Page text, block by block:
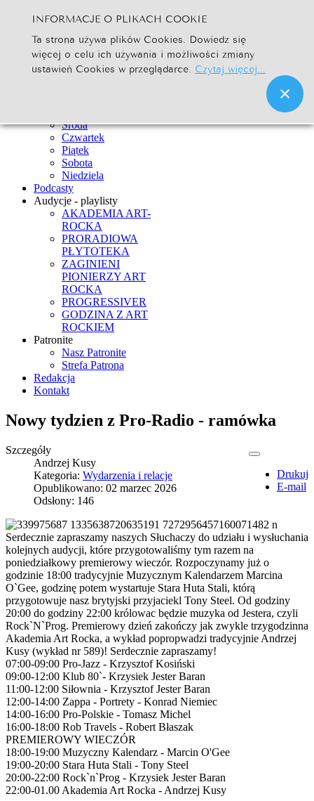
Szukaj... Go
Strona Główna
Newsy
Środa
Czwartek
Piątek
Sobota
Niedziela
Podcasty
Audycje - playlisty
AKADEMIA ART-
ROCKA
PRORADIOWA
PŁYTOTEKA
ZAGINIENI
PIONIERZY ART
ROCKA
PROGRESSIVER
GODZINA Z ART
ROCKIEM
Patronite
Nasz Patronite
Strefa Patrona
Redakcja
Kontakt
Nowy tydzien z Pro-Radio - ramówka
Drukuj
E-mail
Szczegóły
Andrzej Kusy
Kategoria: Wydarzenia i relacje
Opublikowano: 02 marzec 2026
Odsłony: 146
Serdecznie zapraszamy naszych Słuchaczy do udziału i wysłuchania
kolejnych audycji, które przygotowaliśmy tym razem na
poniedziałkowy premierowy wieczór. Rozpoczynamy już o
godzinie 18:00 tradycyjnie Muzycznym Kalendarzem Marcina
O`Gee, godzinę potem wystartuje Stara Huta Stali, którą
przygotowuje nasz brytyjski przyjaciekl Tony Steel. Od godziny
20:00 do godziny 22:00 królowac będzie muzyka od Jestera, czyli
Rock`N`Prog. Premierowy dzień zakończy jak zwykle trzygodzinna
Akademia Art Rocka, a wykład popropwadzi tradycyjnie Andrzej
Kusy (wykład nr 589)! Serdecznie zapraszamy!
07:00-09:00 Pro-Jazz - Krzysztof Kosiński
09:00-12:00 Klub 80`- Krzysiek Jester Baran
11:00-12:00 Siłownia - Krzysztof Jester Baran
12:00-14:00 Zappa - Portrety - Konrad Niemiec
14:00-16:00 Pro-Polskie - Tomasz Michel
16:00-18:00 Rob Travels - Robert Błaszak
PREMIEROWY WIECZÓR
18:00-19:00 Muzyczny Kalendarz - Marcin O'Gee
19:00-20:00 Stara Huta Stali - Tony Steel
20:00-22:00 Rock`n`Prog - Krzysiek Jester Baran
22:00-01.00 Akademia Art Rocka - Andrzej Kusy
INFORMACJE O PLIKACH COOKIE
Ta strona używa plików Cookies. Dowiedz się
więcej o celu ich używania i możliwości zmiany
ustawień Cookies w przeglądarce. Czytaj więcej...